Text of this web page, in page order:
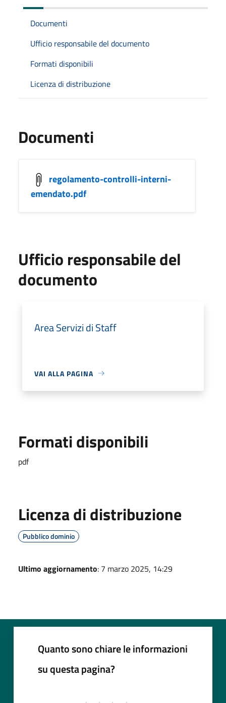
Documenti
Ufficio responsabile del documento
Formati disponibili
Licenza di distribuzione
Documenti
regolamento-controlli-interni-
emendato.pdf
Ufficio responsabile del
documento
Area Servizi di Staff
VAI ALLA PAGINA
Formati disponibili
pdf
Licenza di distribuzione
Pubblico dominio
Ultimo aggiornamento: 7 marzo 2025, 14:29
Quanto sono chiare le informazioni
su questa pagina?